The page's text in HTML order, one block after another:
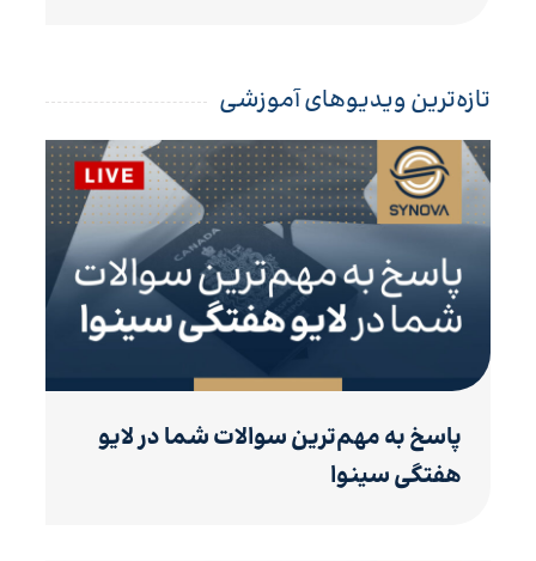
تازه‌ترین ویدیوهای آموزشی
پاسخ به مهم‌ترین سوالات شما در لایو
هفتگی سینوا